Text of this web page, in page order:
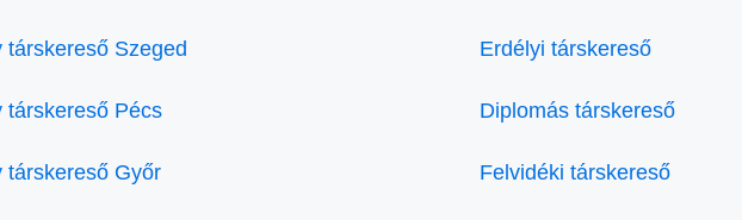
társkereső Szeged
társkereső Pécs
társkereső Győr
Erdélyi társkereső
Diplomás társkereső
Felvidéki társkereső